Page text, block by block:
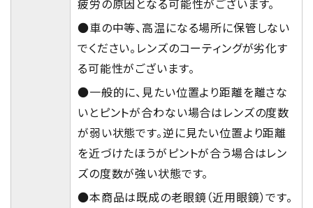
疲労の原因となる可能性がございます。
●車の中等、高温になる場所に保管しない
でください。レンズのコーティングが劣化す
る可能性がございます。
●一般的に、見たい位置より距離を離さな
いとピントが合わない場合はレンズの度数
が弱い状態です。逆に見たい位置より距離
を近づけたほうがピントが合う場合はレン
ズの度数が強い状態です。
●本商品は既成の老眼鏡（近用眼鏡）です。